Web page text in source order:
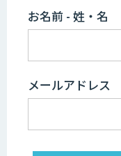
お名前 - 姓・名
メールアドレス